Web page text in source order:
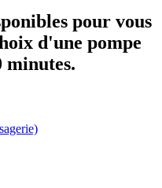
pour vous
d'une pompe
minutes.